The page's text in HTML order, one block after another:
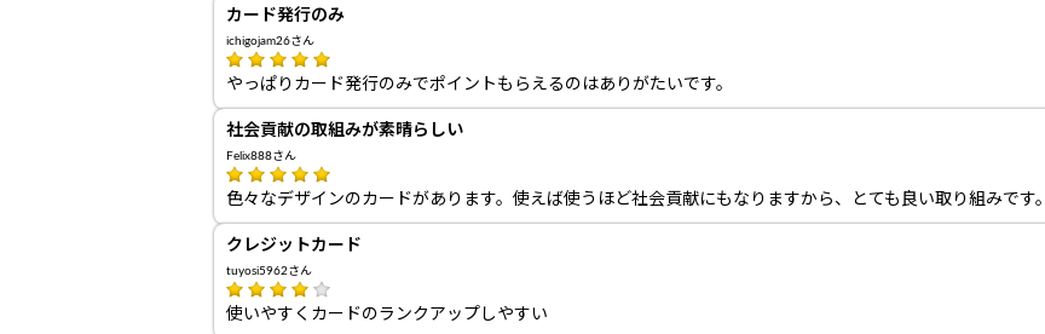
カード発行のみ
ichigojam26さん
やっぱりカード発行のみでポイントもらえるのはありがたいです。
社会貢献の取組みが素晴らしい
Felix888さん
色々なデザインのカードがあります。使えば使うほど社会貢献にもなりますから、とても良い取り組みです。
クレジットカード
tuyosi5962さん
使いやすくカードのランクアップしやすい